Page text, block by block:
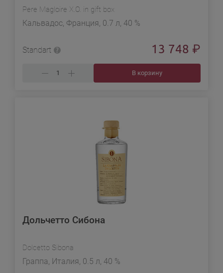
Pere Magloire X.O. in gift box
Кальвадос, Франция, 0.7 л, 40 %
Standart 13 748 ₽
В корзину
Дольчетто Сибона
Dolcetto Sibona
Граппа, Италия, 0.5 л, 40 %